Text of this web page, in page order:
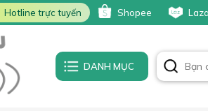
Hotline trực tuyến Shopee
DANH MỤC